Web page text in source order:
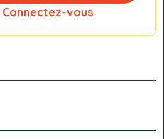
Connectez-vous